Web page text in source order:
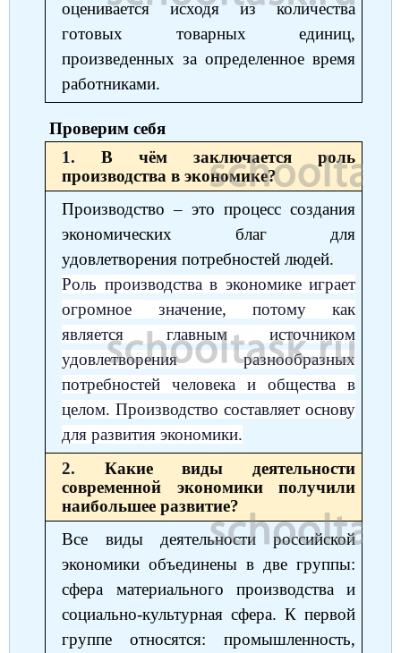
оценивается исходя из количества
готовых товарных единиц,
произведенных за определенное время
работниками.
Проверим себя
1.В чём заключается роль
производства в экономике?
Производство ‒ это процесс создания
экономических благ для
удовлетворения потребностей людей.
Роль производства в экономике играет
огромное значение, потому как
является главным источником
удовлетворения разнообразных
потребностей человека и общества в
целом. Производство составляет основу
для развития экономики.
2. Какие виды деятельности
современной экономики получили
наибольшее развитие?
Все виды деятельности российской
экономики объединены в две группы:
сфера материального производства и
социально-культурная сфера. К первой
группе относятся: промышленность,